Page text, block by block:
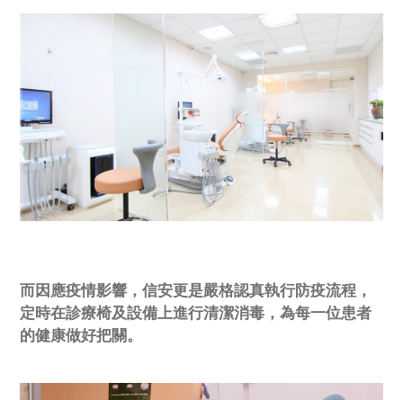
而因應疫情影響，信安更是嚴格認真執行防疫流程，
定時在診療椅及設備上進行清潔消毒，為每一位患者
的健康做好把關。